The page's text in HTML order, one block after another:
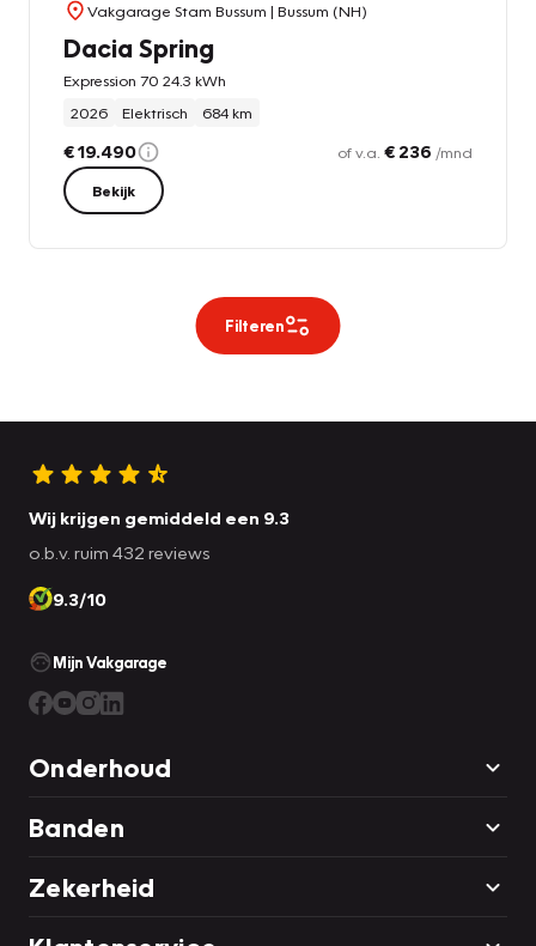
Vakgarage Stam Bussum | Bussum (NH)
Dacia Spring
Expression 70 24.3 kWh
2026
Elektrisch 684 km
€ 19.490 of v.a. € 236 /mnd
Bekijk
Filteren
Wij krijgen gemiddeld een 9.3
o.b.v. ruim 432 reviews
9.3/10
Mijn Vakgarage
Onderhoud
Banden
Zekerheid